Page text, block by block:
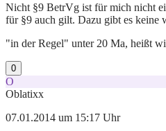
Nicht §9 BetrVg ist für mich nicht
für §9 auch gilt. Dazu gibt es keine
"in der Regel" unter 20 Ma, heißt
0
O
Oblatixx
07.01.2014 um 15:17 Uhr